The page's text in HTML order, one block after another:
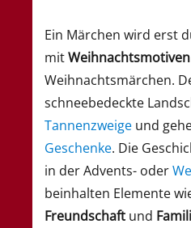
Ein Märchen wird erst
mitWeihnachtsmotiven
Weihnachtsmärchen.
schneebedeckte
Tannenzweige und
Geschenke. Die
in der Advents- oder
beinhalten Elemente
Freundschaft und